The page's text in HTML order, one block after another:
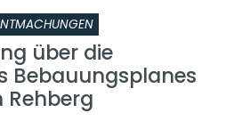
über die
Bebauungsplanes